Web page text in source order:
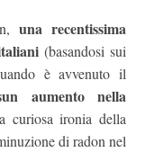
una recentissima
(basandosi sui
è avvenuto il
aumento nella
curiosa ironia della
di radon nel